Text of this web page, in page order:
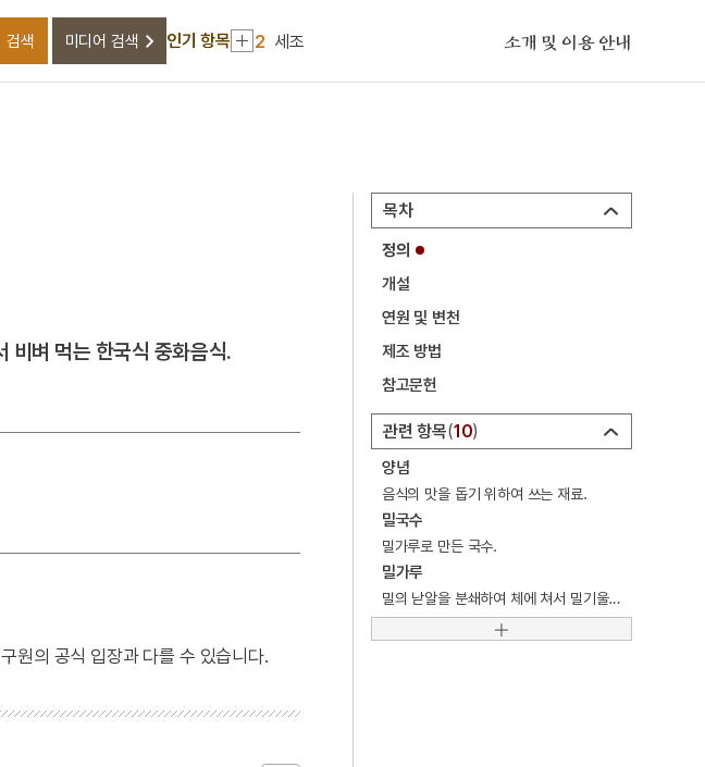
세요
검색 미디어 검색 인기 항목
2 세조
3 구)제물포구락부
언론 통폐합 사건
여수·순천 10·19사건
구)제물포구락부
YH무역여공사건
8
소개 및 이용 안내
목차
정의
개설
연원 및 변천
제조 방법
참고문헌
관련 항목 10
양념
음식의 맛을 돕기 위하여 쓰는 재료.
밀국수
밀가루로 만든 국수.
밀가루
밀의 낟알을 분쇄하여 체에 쳐서 밀기울을 제거한 가루.
비벼 먹는 한국식 중화음식.
원의 공식 입장과 다를 수 있습니다.